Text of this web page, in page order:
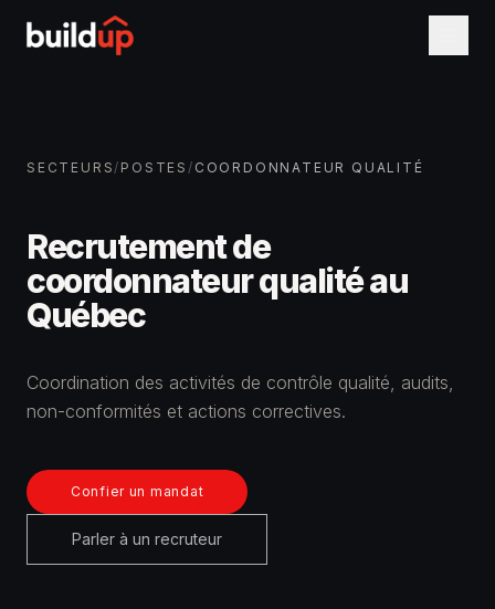
SECTEURS/ POSTES/ COORDONNATEUR QUALITÉ
Recrutement de
coordonnateur qualité au
Québec
Coordination des activités de contrôle qualité, audits,
non-conformités et actions correctives.
Confier un mandat
Parler à un recruteur